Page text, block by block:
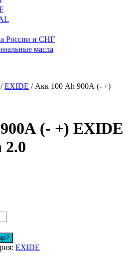
России и СНГ
масла
/EXIDE / Акк 100 Ah 900А (- +)
(- +) EXIDE
2.0
EXIDE